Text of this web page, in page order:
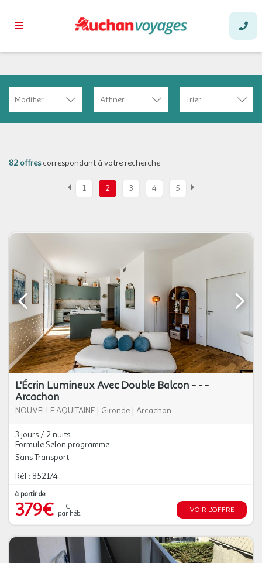
Modifier Affiner Trier
82 offrescorrespondant à votre recherche
1 2 3 4 5
L'Écrin Lumineux Avec Double Balcon - - -
Arcachon
NOUVELLE AQUITAINE | Gironde | Arcachon
3 jours / 2 nuits
Formule Selon programme
Sans Transport
Réf : 852174
à partir de
379€ TTC
par héb.
VOIR L'OFFRE